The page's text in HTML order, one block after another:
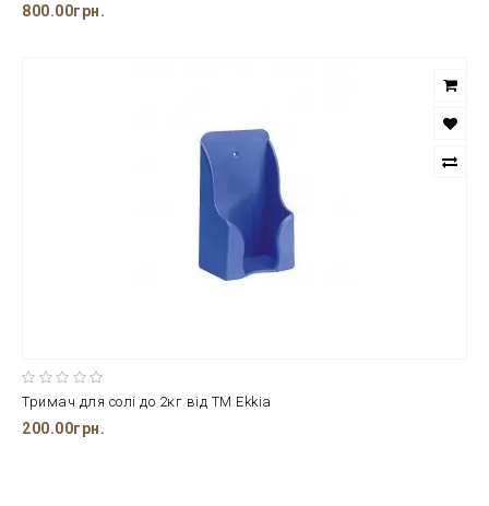
800.00грн.
Тримач для солі до 2кг від ТМ Ekkia
200.00грн.